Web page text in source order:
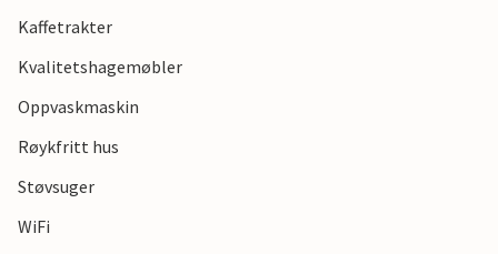
Kaffetrakter
Kvalitetshagemøbler
Oppvaskmaskin
Røykfritt hus
Støvsuger
WiFi